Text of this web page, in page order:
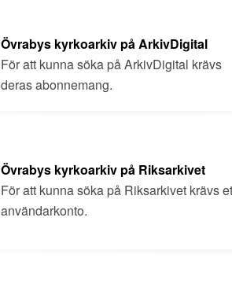
Övrabys kyrkoarkiv på ArkivDigital
För att kunna söka på ArkivDigital krävs
deras abonnemang.
Övrabys kyrkoarkiv på Riksarkivet
För att kunna söka på Riksarkivet krävs
användarkonto.